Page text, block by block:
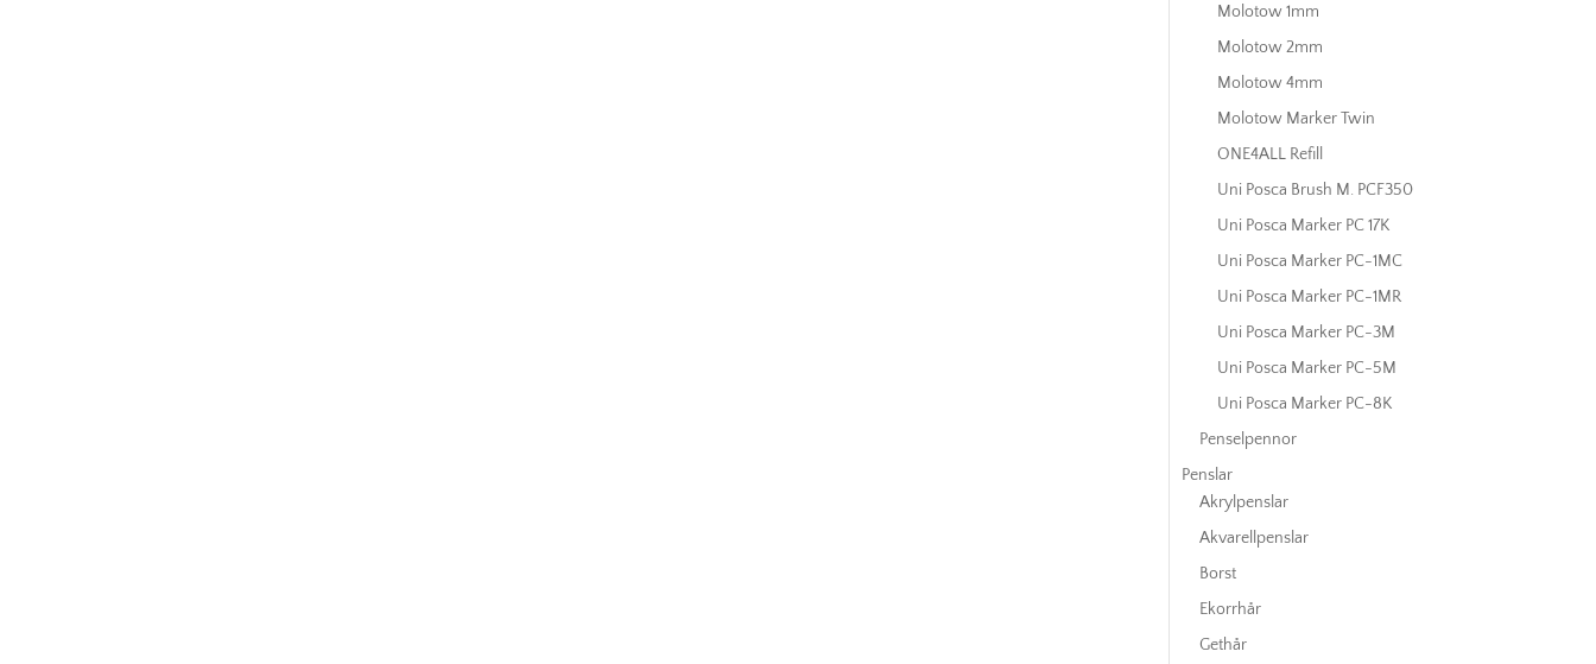
Molotow 1mm
Molotow 2mm
Molotow 4mm
Molotow Marker Twin
ONE4ALL Refill
Uni Posca Brush M. PCF350
Uni Posca Marker PC 17K
Uni Posca Marker PC-1MC
Uni Posca Marker PC-1MR
Uni Posca Marker PC-3M
Uni Posca Marker PC-5M
Uni Posca Marker PC-8K
Penselpennor
Penslar
Akrylpenslar
Akvarellpenslar
Borst
Ekorrhår
Gethår